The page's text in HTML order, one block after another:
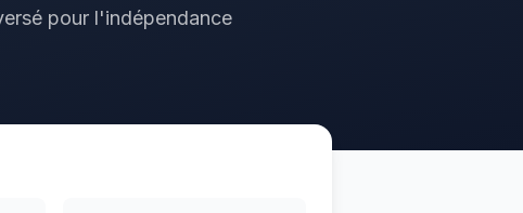
pour l'indépendance